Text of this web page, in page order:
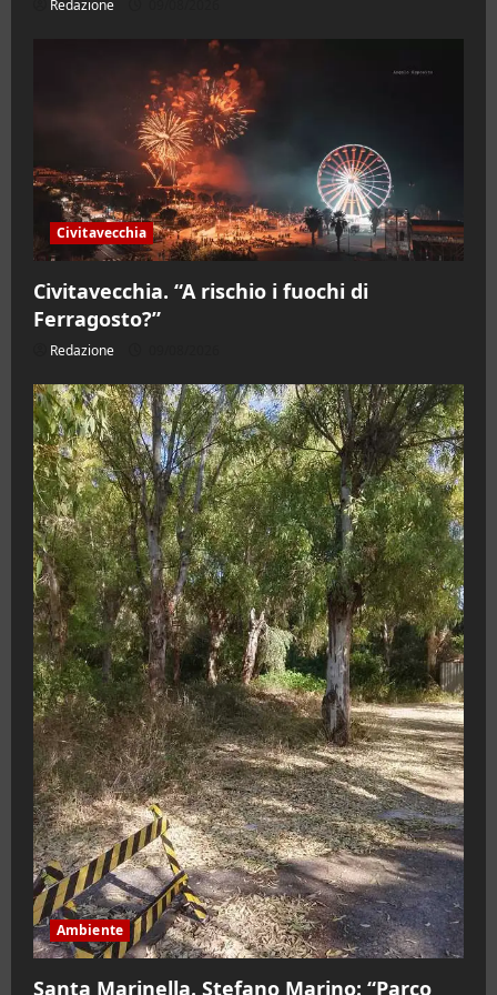
Redazione
Civitavecchia
Civitavecchia. “A rischio i fuochi di
Ferragosto?”
Redazione
Ambiente
Santa Marinella. Stefano Marino: “Parco